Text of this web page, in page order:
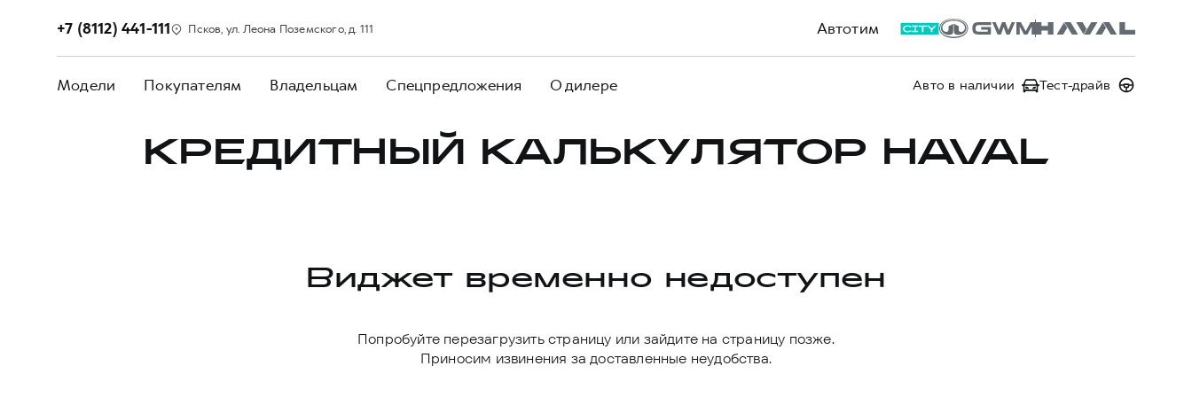
Автотим
+7 (8112) 441-111 Псков, ул. Леона Поземского, д. 111
Модели Покупателям Владельцам Спецпредложения О дилере Авто в наличии Тест-драйв
КРЕДИТНЫЙ КАЛЬКУЛЯТОР HAVAL
Виджет временно недоступен
Попробуйте перезагрузить страницу или зайдите на страницу позже.
Приносим извинения за доставленные неудобства.